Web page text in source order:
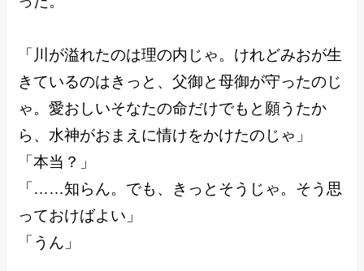
「川が溢れたのは理の内じゃ。けれどみおが生
きているのはきっと、父御と母御が守ったのじ
ゃ。愛おしいそなたの命だけでもと願うたか
ら、水神がおまえに情けをかけたのじゃ」
「本当？」
「……知らん。でも、きっとそうじゃ。そう思
っておけばよい」
「うん」